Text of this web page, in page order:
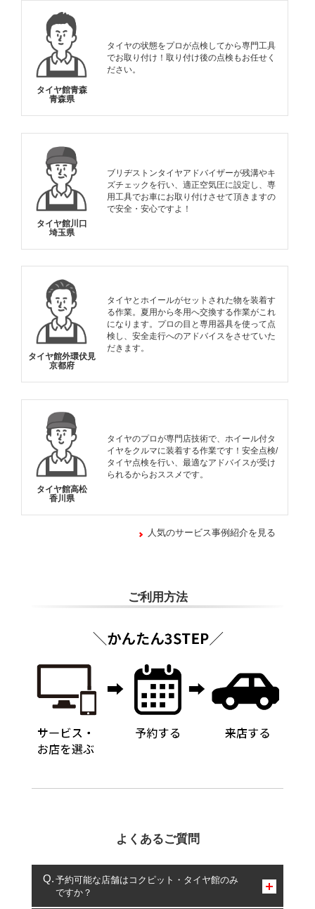
タイヤ館青森
青森県
タイヤの状態をプロが点検してから専門工具
でお取り付け！取り付け後の点検もお任せく
ださい。
タイヤ館川口
埼玉県
ブリヂストンタイヤアドバイザーが残溝やキ
ズチェックを行い、適正空気圧に設定し、専
用工具でお車にお取り付けさせて頂きますの
で安全・安心ですよ！
タイヤ館外環伏見
京都府
タイヤとホイールがセットされた物を装着す
る作業。夏用から冬用へ交換する作業がこれ
になります。プロの目と専用器具を使って点
検し、安全走行へのアドバイスをさせていた
だきます。
タイヤ館高松
香川県
タイヤのプロが専門店技術で、ホイール付タ
イヤをクルマに装着する作業です！安全点検/
タイヤ点検を行い、最適なアドバイスが受け
られるからおススメです。
人気のサービス事例紹介を見る
ご利用方法
よくあるご質問
予約可能な店舗はコクピット・タイヤ館のみ
ですか？